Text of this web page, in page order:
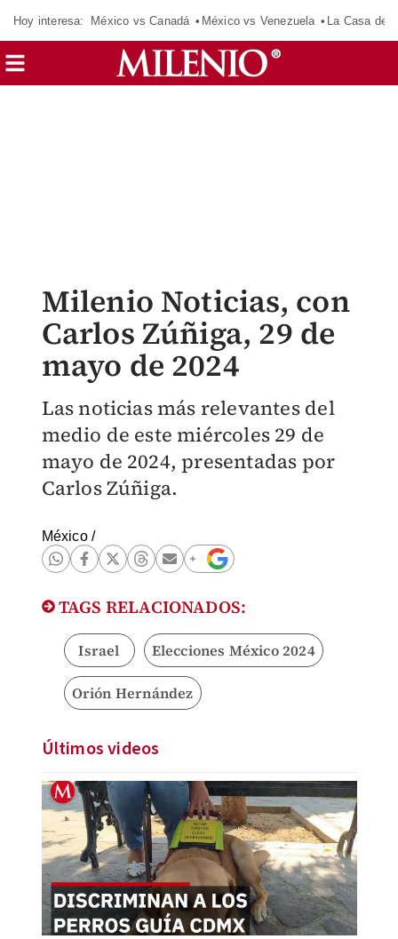
Hoy interesa: México vs Canadá México vs Venezuela La Casa de
Milenio Noticias, con
Carlos Zúñiga, 29 de
mayo de 2024
Las noticias más relevantes del
medio de este miércoles 29 de
mayo de 2024, presentadas por
Carlos Zúñiga.
México/
TAGS RELACIONADOS:
Israel Elecciones México 2024
Orión Hernández
Últimos videos